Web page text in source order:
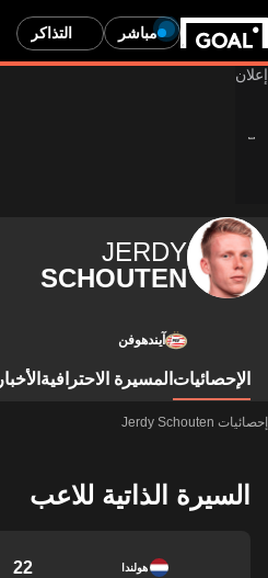
مباشر التذاكر
JERDY
SCHOUTEN
آيندهوفن
الإحصائيات المسيرة الاحترافية الأخبار
إحصائيات Jerdy Schouten
السيرة الذاتية للاعب
هولندا 22